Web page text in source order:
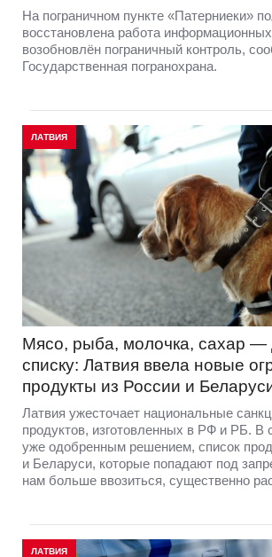
На пограничном пункте «Патерниеки»
восстановлена работа
возобновлён пограничный контроль,
Государственная погранохрана.
ЛАТВИЯ
Мясо, рыба, молочка, сахар —
списку: Латвия ввела новые
продукты из России и
Латвия ужесточает национальные
продуктов, изготовленных в РФ и РБ. В
уже одобренным решением, список
и Беларуси, которые попадают под
нам больше ввозиться, существенно
ЛАТВИЯ